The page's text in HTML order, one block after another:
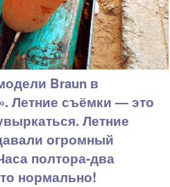
Braun в
Летние съёмки — это
Летние
огромный
полтора-два
нормально!